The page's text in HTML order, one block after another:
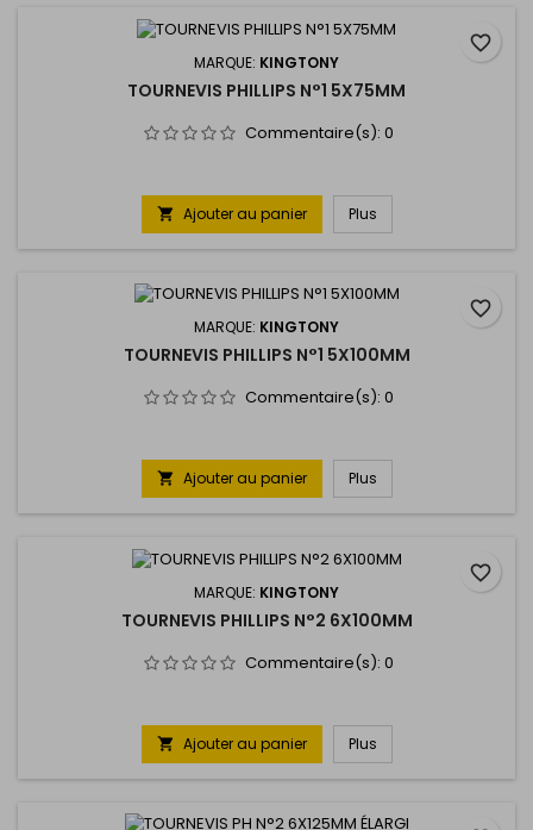
MARQUE: KINGTONY
TOURNEVIS PHILLIPS N°1 5X75MM
Commentaire(s): 0
 Ajouter au panier Plus
favorite_border
MARQUE: KINGTONY
TOURNEVIS PHILLIPS N°1 5X100MM
Commentaire(s): 0
 Ajouter au panier Plus
favorite_border
MARQUE: KINGTONY
TOURNEVIS PHILLIPS N°2 6X100MM
Commentaire(s): 0
 Ajouter au panier Plus
favorite_border